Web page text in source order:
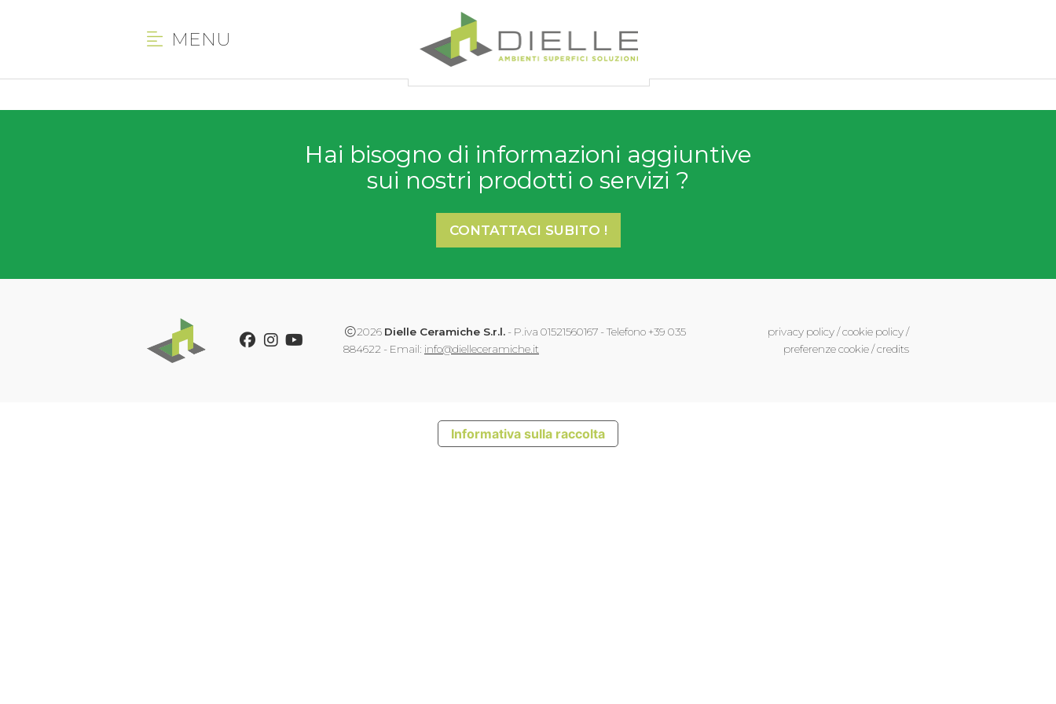
MENU
Dielle Ceramiche
Hai bisogno di informazioni aggiuntive
sui nostri prodotti o servizi ?
CONTATTACI SUBITO !
Facebook
Instagram
Youtube
2026 Dielle Ceramiche S.r.l. - P.iva 01521560167 - Telefono +39 035
884622 - Email: info@dielleceramiche.it
privacy policy/cookie policy/
preferenze cookie/credits
Informativa sulla raccolta